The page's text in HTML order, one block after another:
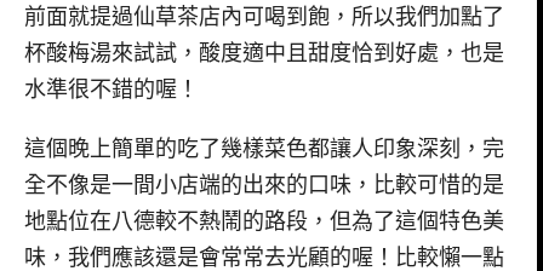
前面就提過仙草茶店內可喝到飽，所以我們加點了
杯酸梅湯來試試，酸度適中且甜度恰到好處，也是
水準很不錯的喔！
這個晚上簡單的吃了幾樣菜色都讓人印象深刻，完
全不像是一間小店端的出來的口味，比較可惜的是
地點位在八德較不熱鬧的路段，但為了這個特色美
味，我們應該還是會常常去光顧的喔！比較懶一點